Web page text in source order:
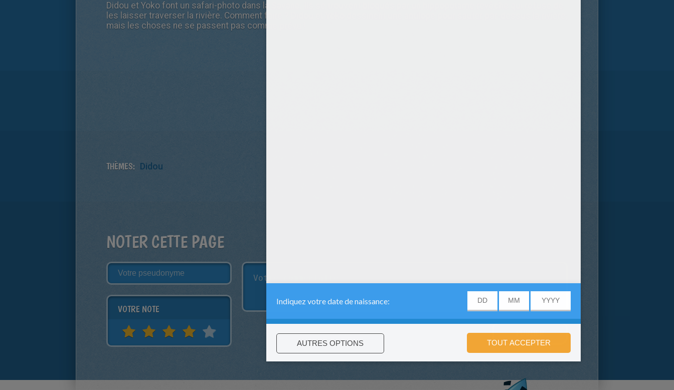
Didou et Yoko font un safari-photo dans la Savane. Ils se trouvent bloqués par un hippopotame revêche qui refuse de
les laisser traverser la rivière. Comment faire ? Didou et Yoko dessinent une antilope pour sauter par-dessus la rivière,
mais les choses ne se passent pas comme prévu !
THÈMES: Didou
NOTER CETTE PAGE
VOTRE NOTE